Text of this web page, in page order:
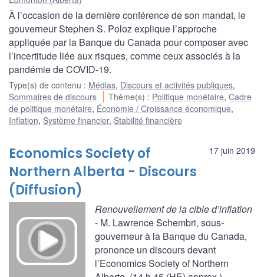
À l’occasion de la dernière conférence de son mandat, le
gouverneur Stephen S. Poloz explique l’approche
appliquée par la Banque du Canada pour composer avec
l’incertitude liée aux risques, comme ceux associés à la
pandémie de COVID-19.
Type(s) de contenu : Médias, Discours et activités publiques,
Sommaires de discours
Thème(s) : Politique monétaire,Cadre
de politique monétaire, Économie / Croissance économique,
Inflation, Système financier, Stabilité financière
17 juin 2019
Economics Society of
Northern Alberta - Discours
(Diffusion)
Renouvellement de la cible d’inflation
- M. Lawrence Schembri, sous-
gouverneur à la Banque du Canada,
prononce un discours devant
l’Economics Society of Northern